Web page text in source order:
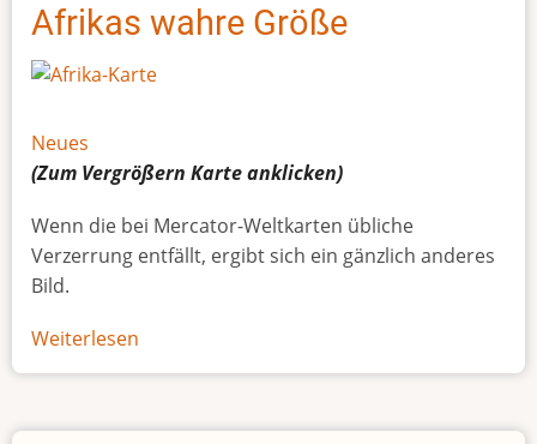
Afrikas wahre Größe
Neues
(Zum Vergrößern Karteanklicken)
Wenn die bei Mercator-Weltkarten übliche
Verzerrung entfällt, ergibt sich ein gänzlich anderes
Bild.
Weiterlesen
Afrikas
Größe